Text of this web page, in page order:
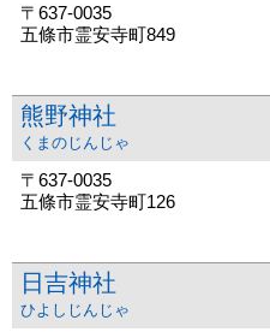
〒637-0035
五條市霊安寺町849
熊野神社
くまのじんじゃ
〒637-0035
五條市霊安寺町126
日吉神社
ひよしじんじゃ